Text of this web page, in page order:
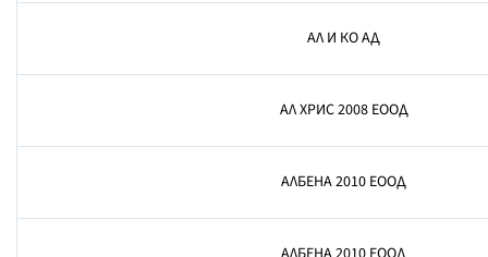
АЛ И КО АД
АЛ ХРИС 2008 ЕООД
АЛБЕНА 2010 ЕООД